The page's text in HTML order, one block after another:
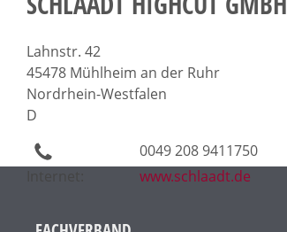
Lahnstr. 42
45478 Mühlheim an der Ruhr
Nordrhein-Westfalen
D
0049 208 9411750
www.schlaadt.de